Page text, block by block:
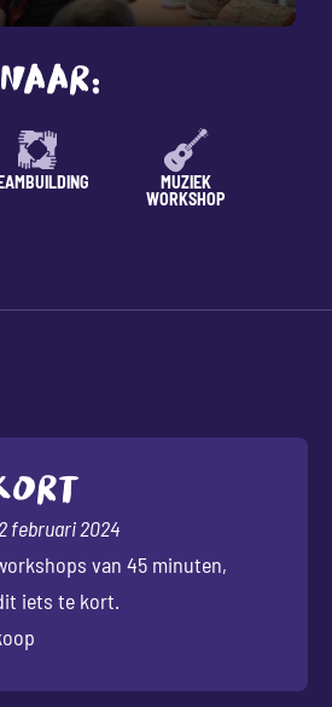
MUZIEK
WORKSHOP
februari 2024
van 45 minuten,
iets te kort.